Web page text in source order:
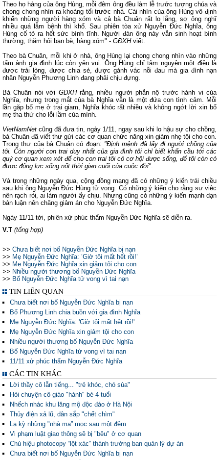
Theo họ hàng của ông Hùng, mỗi đêm ông đều làm lễ trước tượng chúa và
chong chong nhìn ra khoảng tối trước nhà. Cái nhìn của ông Hùng vô định
khiến những người hàng xóm và cả bà Chuân rất lo lắng, sợ ông nghĩ
nhiều quá lâm bệnh thì khổ. Sau phiên tòa xử Nguyễn Đức Nghĩa, ông
Hùng cố tỏ ra hết sức bình tĩnh. Người đàn ông này vẫn sinh hoạt bình
thường, thăm hỏi bạn bè, hàng xóm" - GĐXHviết.
Theo bà Chuân, mỗi khi ở nhà, ông Hùng lại chong chong nhìn vào những
tấm ảnh gia đình lúc còn yên vui. Ông Hùng chỉ tâm nguyện một điều là
được trải lòng, được chia sẻ, được gánh vác nỗi đau mà gia đình nạn
nhân Nguyễn Phương Linh đang phải chịu đựng.
Bà Chuân nói với GĐXHrằng, nhiều người phẫn nộ trước hành vi của
Nghĩa, nhưng trong mắt của bà Nghĩa vẫn là một đứa con tình cảm. Mỗi
lần gặp bố mẹ ở trại giam, Nghĩa khóc rất nhiều và không ngớt lời xin bố
mẹ tha thứ cho lỗi lầm của mình.
VietNamNet cũng đã đưa tin, ngày 1/11, ngay sau khi lo hậu sự cho chồng,
bà Chuân đã viết thư gửi các cơ quan chức năng xin giảm nhẹ tội cho con.
Trong thư của bà Chuân có đoạn: "Định mệnh đã lấy đi người chồng của
tôi. Còn người con trai duy nhất của gia đình tôi chỉ biết khẩn cầu tới các
quý cơ quan xem xét để cho con trai tôi có cơ hội được sống, để tôi còn có
được động lực sống nốt thời gian cuối của cuộc đời".
Và trong những ngày qua, cộng đồng mạng đã có những ý kiến trái chiều
sau khi ông Nguyễn Đức Hùng tử vong. Có những ý kiến cho rằng sự việc
nên rạch ròi, ai làm người ấy chịu. Nhưng cũng có những ý kiến mạnh dạn
bàn luận nên chăng giảm án cho Nguyễn Đức Nghĩa.
Ngày 11/11 tới, phiên xử phúc thẩm Nguyễn Đức Nghĩa sẽ diễn ra.
V.T (tổng hợp)
>> Chưa biết nơi bố Nguyễn Đức Nghĩa bị nạn
>> Mẹ Nguyễn Đức Nghĩa: ’Giờ tôi mất hết rồi!’
>> Mẹ Nguyễn Đức Nghĩa xin giảm tội cho con
>> Nhiều người thương bố Nguyễn Đức Nghĩa
>> Bố Nguyễn Đức Nghĩa tử vong vì tai nạn
TIN LIÊN QUAN
Chưa biết nơi bố Nguyễn Đức Nghĩa bị nạn
Bố Phương Linh chia buồn với gia đình Nghĩa
Mẹ Nguyễn Đức Nghĩa: 'Giờ tôi mất hết rồi!'
Mẹ Nguyễn Đức Nghĩa xin giảm tội cho con
Nhiều người thương bố Nguyễn Đức Nghĩa
Bố Nguyễn Đức Nghĩa tử vong vì tai nạn
11/11 xử phúc thẩm Nguyễn Đức Nghĩa
CÁC TIN KHÁC
Lời thầy cô lẫn tiếng... "trẻ khóc, chó sủa"
Hỏi chuyện cô giáo "hành" bé 4 tuổi
Nhếch nhác khu lăng mộ độc đáo ở Hà Nội
Thủy điện xả lũ, dân sắp "chết chìm"
Lạ kỳ những "nhà ma” mọc sau một đêm
Vi phạm luật giao thông sẽ bị "bêu" ở cơ quan
Chủ hiệu photocopy “lột xác” thành trưởng ban quản lý dự án
Chưa biết nơi bố Nguyễn Đức Nghĩa bị nạn